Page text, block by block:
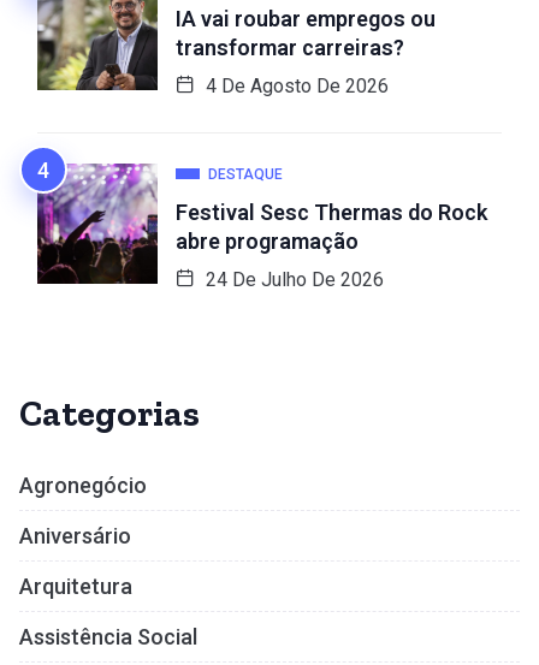
IA vai roubar empregos ou
transformar carreiras?
4 De Agosto De 2026
DESTAQUE
Festival Sesc Thermas do Rock
abre programação
24 De Julho De 2026
Categorias
Agronegócio
Aniversário
Arquitetura
Assistência Social